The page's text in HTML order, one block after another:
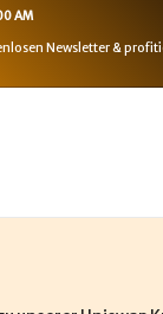
AM
Newsletter &